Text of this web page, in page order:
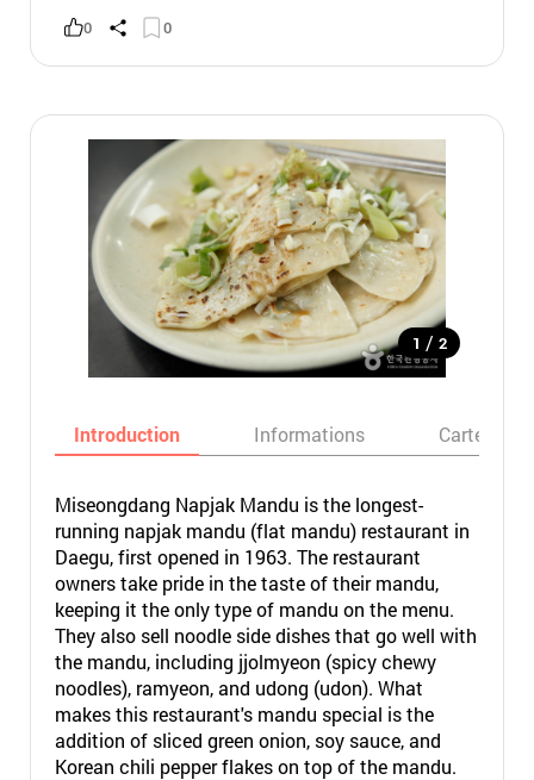
0 0
1 / 2
Introduction Informations Carte
Miseongdang Napjak Mandu is the longest-
running napjak mandu (flat mandu) restaurant in
Daegu, first opened in 1963. The restaurant
owners take pride in the taste of their mandu,
keeping it the only type of mandu on the menu.
They also sell noodle side dishes that go well with
the mandu, including jjolmyeon (spicy chewy
noodles), ramyeon, and udong (udon). What
makes this restaurant's mandu special is the
addition of sliced green onion, soy sauce, and
Korean chili pepper flakes on top of the mandu.